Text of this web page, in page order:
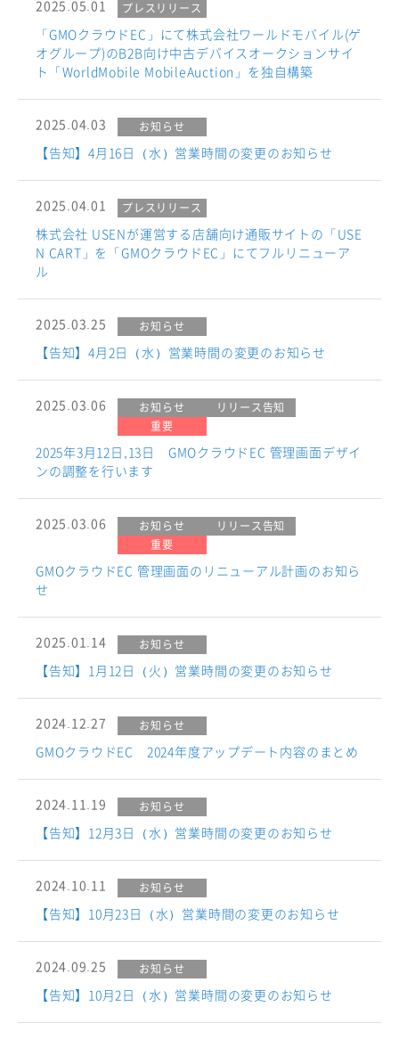
2025.05.01 プレスリリース
「GMOクラウドEC」にて株式会社ワールドモバイル(ゲ
オグループ)のB2B向け中古デバイスオークションサイ
ト「WorldMobile MobileAuction」を独自構築
2025.04.03 お知らせ
【告知】4月16日（水）営業時間の変更のお知らせ
2025.04.01 プレスリリース
株式会社 USENが運営する店舗向け通販サイトの「USE
N CART」を「GMOクラウドEC」にてフルリニューア
ル
2025.03.25 お知らせ
【告知】4月2日（水）営業時間の変更のお知らせ
2025.03.06 お知らせ
リリース告知
重要
2025年3月12日,13日 GMOクラウドEC 管理画面デザイ
ンの調整を行います
2025.03.06 お知らせ
リリース告知
重要
GMOクラウドEC 管理画面のリニューアル計画のお知ら
せ
2025.01.14 お知らせ
【告知】1月12日（火）営業時間の変更のお知らせ
2024.12.27 お知らせ
GMOクラウドEC 2024年度アップデート内容のまとめ
2024.11.19 お知らせ
【告知】12月3日（水）営業時間の変更のお知らせ
2024.10.11 お知らせ
【告知】10月23日（水）営業時間の変更のお知らせ
2024.09.25 お知らせ
【告知】10月2日（水）営業時間の変更のお知らせ